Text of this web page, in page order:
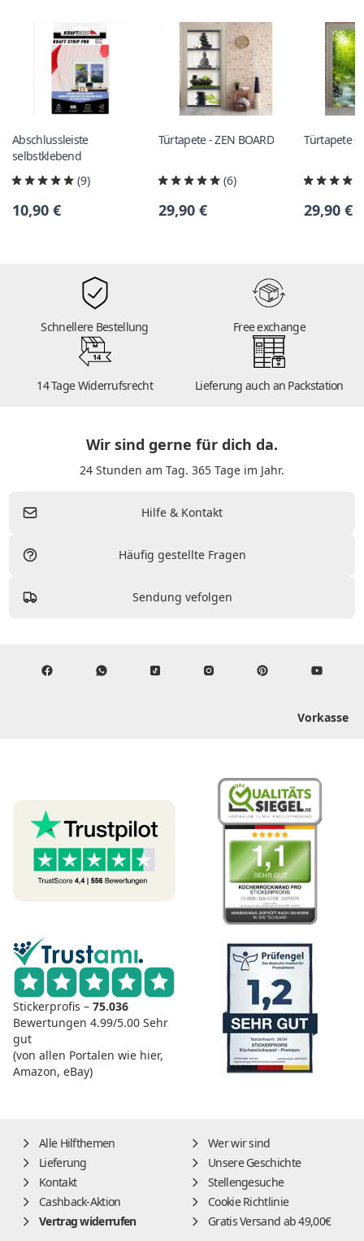
Abschlussleiste
selbstklebend
(9)
10,90 €
Türtapete - ZEN BOARD
(6)
29,90 €
Türtapete -
29,90 €
Schnellere Bestellung Free exchange
14
14 Tage Widerrufsrecht Lieferung auch an Packstation
Wir sind gerne für dich da.
24 Stunden am Tag. 365 Tage im Jahr.
Hilfe & Kontakt
Häufig gestellte Fragen
Sendung vefolgen
Vorkasse
Stickerprofis – 75.036
Bewertungen 4.99/5.00 Sehr
gut
(von allen Portalen wie hier,
Amazon, eBay)
Alle Hilfthemen
Wer wir sind
Lieferung
Unsere Geschichte
Kontakt
Stellengesuche
Cashback-Aktion
Cookie Richtlinie
Vertrag widerrufen
Gratis Versand ab 49,00€